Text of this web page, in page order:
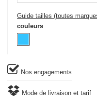
Guide tailles (toutes
couleurs
Nos engagements
Mode de livraison et tarif